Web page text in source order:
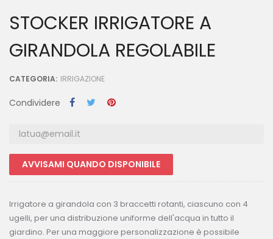
STOCKER IRRIGATORE A
GIRANDOLA REGOLABILE
CATEGORIA: IRRIGAZIONE
Condividere
AVVISAMI QUANDO DISPONIBILE
Irrigatore a girandola con 3 braccetti rotanti, ciascuno con 4
ugelli, per una distribuzione uniforme dell'acqua in tutto il
giardino. Per una maggiore personalizzazione è possibile